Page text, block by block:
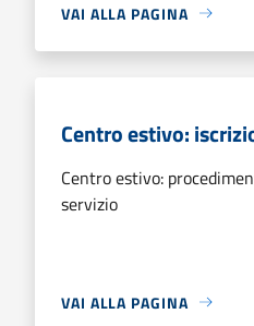
VAI ALLA PAGINA
Centro estivo:
Centro estivo:
servizio
VAI ALLA PAGINA